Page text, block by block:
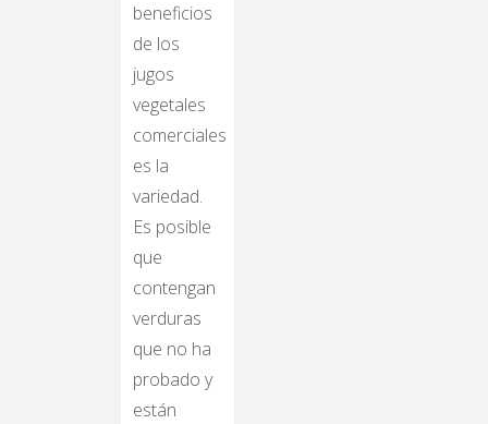
beneficios
de los
jugos
vegetales
comerciales
es la
variedad.
Es posible
que
contengan
verduras
que no ha
probado y
están